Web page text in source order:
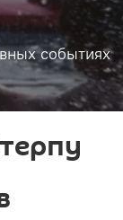
событиях